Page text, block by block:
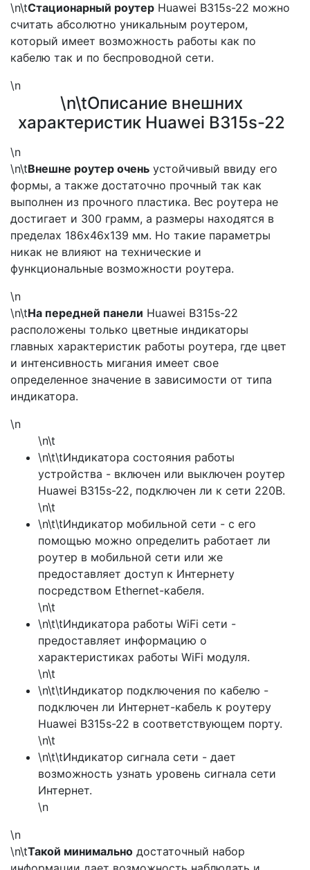
\n\tСтационарный роутер Huawei B315s-22 можно
считать абсолютно уникальным роутером,
который имеет возможность работы как по
кабелю так и по беспроводной сети.
\n
\n\tОписание внешних
характеристик Huawei B315s-22
\n
\n\tВнешне роутер очень устойчивый ввиду его
формы, а также достаточно прочный так как
выполнен из прочного пластика. Вес роутера не
достигает и 300 грамм, а размеры находятся в
пределах 186х46х139 мм. Но такие параметры
никак не влияют на технические и
функциональные возможности роутера.
\n
\n\tНа передней панели Huawei B315s-22
расположены только цветные индикаторы
главных характеристик работы роутера, где цвет
и интенсивность мигания имеет свое
определенное значение в зависимости от типа
индикатора.
\n
\n\t
\n\t\tИндикатора состояния работы
устройства - включен или выключен роутер
Huawei B315s-22, подключен ли к сети 220В.
\n\t
\n\t\tИндикатор мобильной сети - с его
помощью можно определить работает ли
роутер в мобильной сети или же
предоставляет доступ к Интернету
посредством Ethernet-кабеля.
\n\t
\n\t\tИндикатора работы WiFi сети -
предоставляет информацию о
характеристиках работы WiFi модуля.
\n\t
\n\t\tИндикатор подключения по кабелю -
подключен ли Интернет-кабель к роутеру
Huawei B315s-22 в соответствующем порту.
\n\t
\n\t\tИндикатор сигнала сети - дает
возможность узнать уровень сигнала сети
Интернет.
\n
\n
\n\tТакой минимально достаточный набор